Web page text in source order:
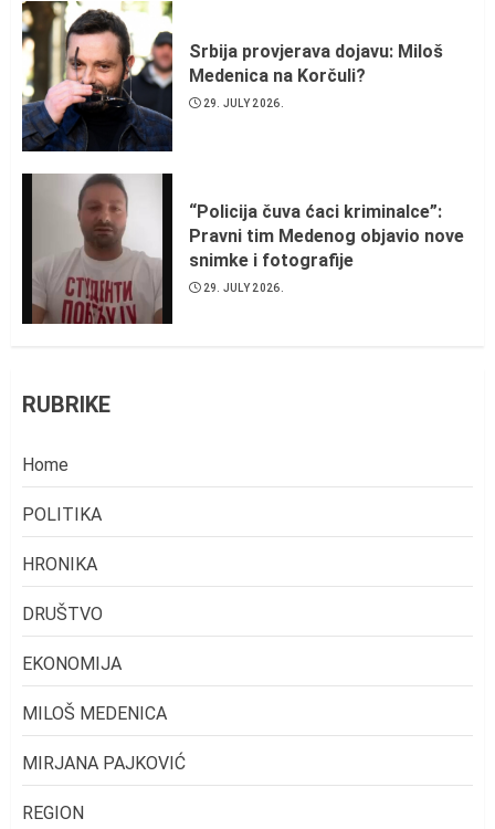
Srbija provjerava dojavu: Miloš
Medenica na Korčuli?
29. JULY 2026.
“Policija čuva ćaci kriminalce”:
Pravni tim Medenog objavio nove
snimke i fotografije
29. JULY 2026.
RUBRIKE
Home
POLITIKA
HRONIKA
DRUŠTVO
EKONOMIJA
MILOŠ MEDENICA
MIRJANA PAJKOVIĆ
REGION